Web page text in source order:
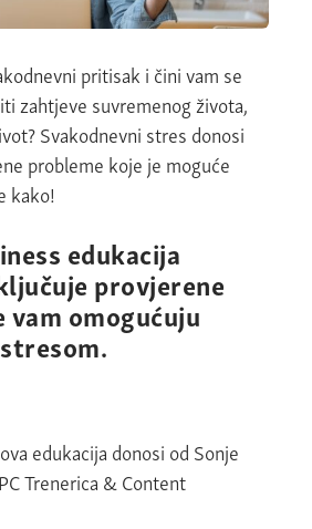
pritisak i čini vam se
zahtjeve suvremenog života,
Svakodnevni stres donosi
probleme koje je moguće
kako!
edukacija
provjerene
omogućuju
edukacija donosi od Sonje
Trenerica & Content